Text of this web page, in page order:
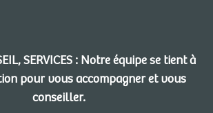
SERVICES : Notre équipe se tient à
pour vous accompagner et vous
conseiller.